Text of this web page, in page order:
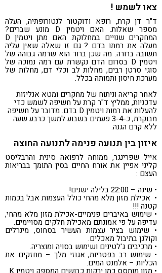
צאו לשמש !
ד"ר דן קרת, רופא ודוקטור לנטורופתיה, העלה
מספר שאלות. האם ויטמין D מונע שברים?
המחקרים שנויים במחלוקת. האם מתן ויטמין D
מעלה את רמתו בדם ? גם זו שאלה שאין עליה
תשובה ברורה. מה שכן ברור הוא שרמה גבוהה של
ויטמין D בסרום הדם נקשרת עם רמה נמוכה של
סוגי סרטן רבים, מחלות לב וכלי דם, מחלות של
מערכת חיסון ותמותה בכלל.
לאחר קריאה וניתוח של מחקרים ומטא אנליזות
עדכניות, ממליץ ד"ר קרת על חשיפה לשמש כדי
להעלות את רמות ויטמין D בדם. מדובר על חשיפה
מבוקרת, כ-3-4 פעמים בשבוע למשך כרבע שעה
ללא קרם הגנה.
איזון בין תנועה פנימה לתנועה החוצה
אייל שפרינגר, ממוחה לרפואה סינית והרבליסט
קליני אפיין את אורח החיים בסין התומך בבריאות
העצם :
• שינה – 22:00 בלילה ישנים!
• אכילת מזון מלא מהחי כולל העצמות אבל בכמות
קטנה !!!
• שימוש באיברים פנימיים-אכילת מזון מלא מהחי,
עדיפה על פי אמונתם מאכילת חלקים מסויימים.
• שימוש בציר עצמות העשיר בסחוס, מינרלים
וקולגן בתיבול מאכלים.
• מרכיבים ג'לטינים ושימוש בסויה ומוצריה.
• שימוש רב בפטריות, אגוזי מלך – מחזקים את
הכליות – אלמנט המים.